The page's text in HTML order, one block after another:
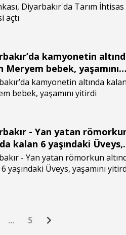
Diyarbakır'da Tarım İhtisas
açtı
kamyonetin
Meryem bebek, yaşamını
kamyonetin altında kalan
bebek, yaşamını yitirdi
- Yan yatan
kalan 6 yaşındaki Üveys,
yitirdi
- Yan yatan römorkun
yaşındaki Üveys, yaşamını
... 5